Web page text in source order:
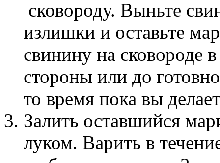
сковороду. Выньте
излишки и оставьте
свинину на сковороде
стороны или до
то время пока вы
Залить оставшийся
луком. Варить в